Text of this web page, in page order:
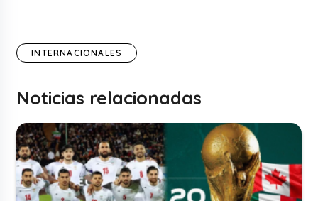
INTERNACIONALES
Noticias relacionadas